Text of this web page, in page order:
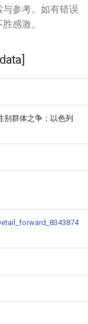
参考。如有错误
感激。
别群体之争；以色列